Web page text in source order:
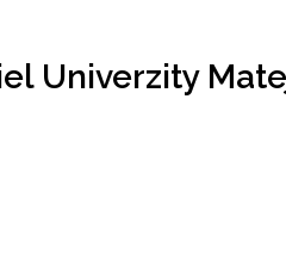
Univerzity